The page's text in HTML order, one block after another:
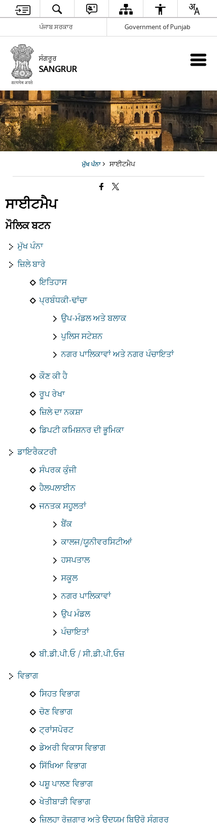
ਪੰਜਾਬ ਸਰਕਾਰ Government of Punjab
ਸੰਗਰੂਰ
SANGRUR
ਮੁੱਖ ਪੰਨਾ ਸਾਈਟਮੈਪ
ਸਾਈਟਮੈਪ
ਮੌਲਿਕ ਬਟਨ
ਮੁੱਖ ਪੰਨਾ
ਜ਼ਿਲੇ ਬਾਰੇ
ਇਤਿਹਾਸ
ਪ੍ਰਬੰਧਕੀ-ਢਾਂਚਾ
ਉਪ-ਮੰਡਲ ਅਤੇ ਬਲਾਕ
ਪੁਲਿਸ ਸਟੇਸ਼ਨ
ਨਗਰ ਪਾਲਿਕਾਵਾਂ ਅਤੇ ਨਗਰ ਪੰਚਾਇਤਾਂ
ਕੌਣ ਕੀ ਹੈ
ਰੂਪ ਰੇਖਾ
ਜ਼ਿਲੇ ਦਾ ਨਕਸ਼ਾ
ਡਿਪਟੀ ਕਮਿਸ਼ਨਰ ਦੀ ਭੂਮਿਕਾ
ਡਾਇਰੈਕਟਰੀ
ਸੰਪਰਕ ਕੁੰਜੀ
ਹੈਲਪਲਾਈਨ
ਜਨਤਕ ਸਹੂਲਤਾਂ
ਬੈਂਕ
ਕਾਲਜ/ਯੂਨੀਵਰਸਿਟੀਆਂ
ਹਸਪਤਾਲ
ਸਕੂਲ
ਨਗਰ ਪਾਲਿਕਾਵਾਂ
ਉਪ ਮੰਡਲ
ਪੰਚਾਇਤਾਂ
ਬੀ.ਡੀ.ਪੀ.ਓ / ਸੀ.ਡੀ.ਪੀ.ਓਜ਼
ਵਿਭਾਗ
ਸਿਹਤ ਵਿਭਾਗ
ਚੋਣ ਵਿਭਾਗ
ਟ੍ਰਾਂਸਪੋਰਟ
ਡੇਅਰੀ ਵਿਕਾਸ ਵਿਭਾਗ
ਸਿੱਖਿਆ ਵਿਭਾਗ
ਪਸ਼ੂ ਪਾਲਣ ਵਿਭਾਗ
ਖੇਤੀਬਾੜੀ ਵਿਭਾਗ
ਜ਼ਿਲ੍ਹਾ ਰੋਜ਼ਗਾਰ ਅਤੇ ਉਦਯਮ ਬਿਊਰੋ ਸੰਗਰੂਰ